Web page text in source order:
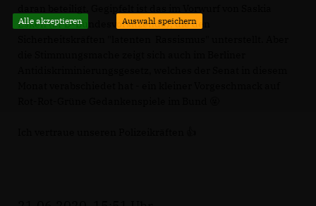
Esken (SPD-Bundesvorsitzende), die den
Alle akzeptieren Auswahl speichern